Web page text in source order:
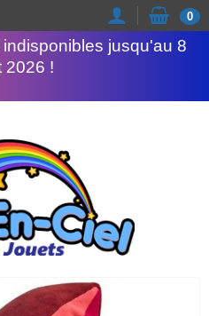
jusqu'au 8
2026 !
0